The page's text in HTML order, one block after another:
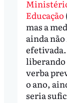
Educação
mas a
ainda
liberando
verba
o ano,
seria